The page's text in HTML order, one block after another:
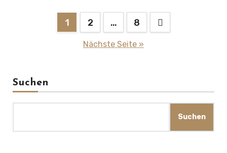
Seitennummerierung
1 2 … 8
Nächste Seite »
Suchen
Suchen